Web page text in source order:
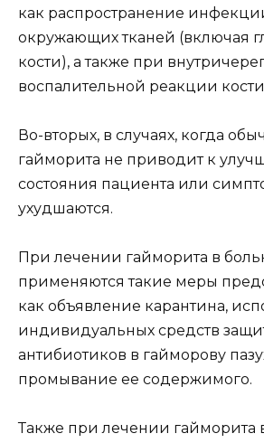
как распространение
окружающих тканей (включая
кости), а также при
воспалительной реакции
Во-вторых, в случаях, когда
гайморита не приводит к
состояния пациента или
ухудшаются.
При лечении гайморита в
применяются такие меры
как объявление карантина,
индивидуальных средств
антибиотиков в гайморову
промывание ее содержимого.
Также при лечении гайморита